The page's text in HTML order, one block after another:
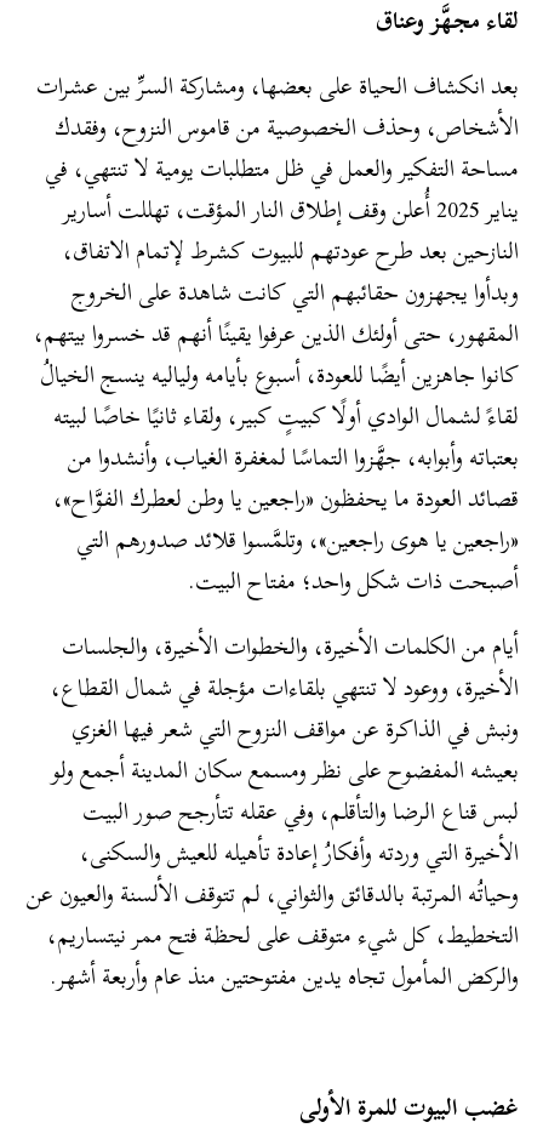
لقاء مجهَّز وعناق
بعد انكشاف الحياة على بعضها، ومشاركة السرِّ بين عشرات
الأشخاص، وحذف الخصوصية من قاموس النزوح، وفقدك
مساحة التفكير والعمل في ظل متطلبات يومية لا تنتهي، في
يناير 2025 أُعلن وقف إطلاق النار المؤقت، تهللت أسارير
النازحين بعد طرح عودتهم للبيوت كشرط لإتمام الاتفاق،
وبدأوا يجهزون حقائبهم التي كانت شاهدة على الخروج
المقهور، حتى أولئك الذين عرفوا يقينًا أنهم قد خسروا بيتهم،
كانوا جاهزين أيضًا للعودة، أسبوع بأيامه ولياليه ينسج الخيالُ
لقاءً لشمال الوادي أولًا كبيتٍ كبير، ولقاء ثانيًا خاصًا لبيته
بعتباته وأبوابه، جهَّزوا التماسًا لمغفرة الغياب، وأنشدوا من
قصائد العودة ما يحفظون «راجعين يا وطن لعطرك الفوَّاح»،
«راجعين يا هوى راجعين»، وتلمَّسوا قلائد صدورهم التي
أصبحت ذات شكل واحد؛ مفتاح البيت.
أيام من الكلمات الأخيرة، والخطوات الأخيرة، والجلسات
الأخيرة، ووعود لا تنتهي بلقاءات مؤجلة في شمال القطاع،
ونبش في الذاكرة عن مواقف النزوح التي شعر فيها الغزي
بعيشه المفضوح على نظر ومسمع سكان المدينة أجمع ولو
لبس قناع الرضا والتأقلم، وفي عقله تتأرجح صور البيت
الأخيرة التي وردته وأفكارُ إعادة تأهيله للعيش والسكنى،
وحياتُه المرتبة بالدقائق والثواني، لم تتوقف الألسنة والعيون عن
التخطيط، كل شيء متوقف على لحظة فتح ممر نيتساريم،
والركض المأمول تجاه يدين مفتوحتين منذ عام وأربعة أشهر.
غضب البيوت للمرة الأولى